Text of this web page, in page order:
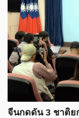
จีนกดดัน 3 ชาติย